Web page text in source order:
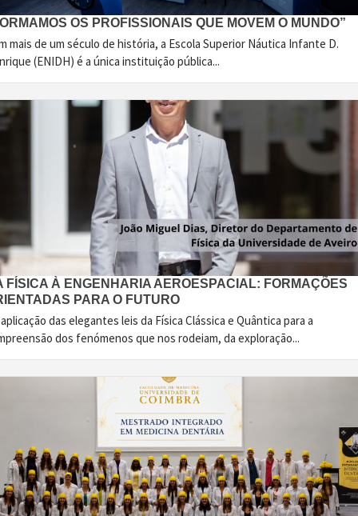
OS PROFISSIONAIS QUE MOVEM O MUNDO”
mais de um século de história, a Escola Superior Náutica Infante D.
(ENIDH) é a única instituição pública...
FÍSICA À ENGENHARIA AEROESPACIAL: FORMAÇÕES
PARA O FUTURO
das elegantes leis da Física Clássica e Quântica para a
dos fenómenos que nos rodeiam, da exploração...